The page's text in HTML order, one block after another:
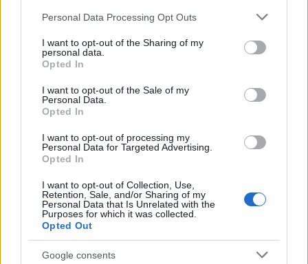
Please note that this website/app uses one or more Google
not limited to your visit or usage behaviour. You may click to
grant or deny consent to Google and its third-party tags to
use your data for below specified purposes in below Google
consent section.
Personal Data Processing Opt Outs
I want to opt-out of the Sharing of my
personal data.
Opted In
I want to opt-out of the Sale of my
Personal Data.
Opted In
I want to opt-out of processing my
Personal Data for Targeted Advertising.
Opted In
I want to opt-out of Collection, Use,
Retention, Sale, and/or Sharing of my
Personal Data that Is Unrelated with the
Purposes for which it was collected.
Opted Out
Google consents
Országos hírek
tudni kell
Kultúra
Kihívások labirintusában
Országos hírek
felhasználta az emberiség a Föld egész
évre elegendő erőforrásait